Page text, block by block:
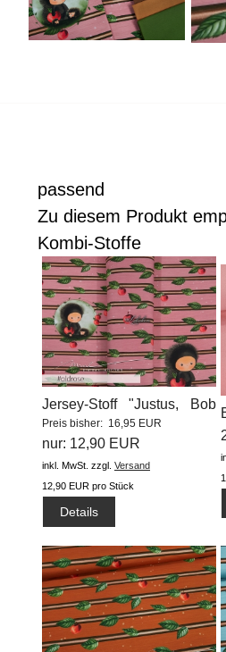
passend
Zu diesem Produkt
Kombi-Stoffe
Jersey-Stoff "Justus, Bob
&...
Preis bisher: 16,95 EUR
nur: 12,90 EUR
inkl. MwSt. zzgl. Versand
12,90 EUR pro Stück
Details